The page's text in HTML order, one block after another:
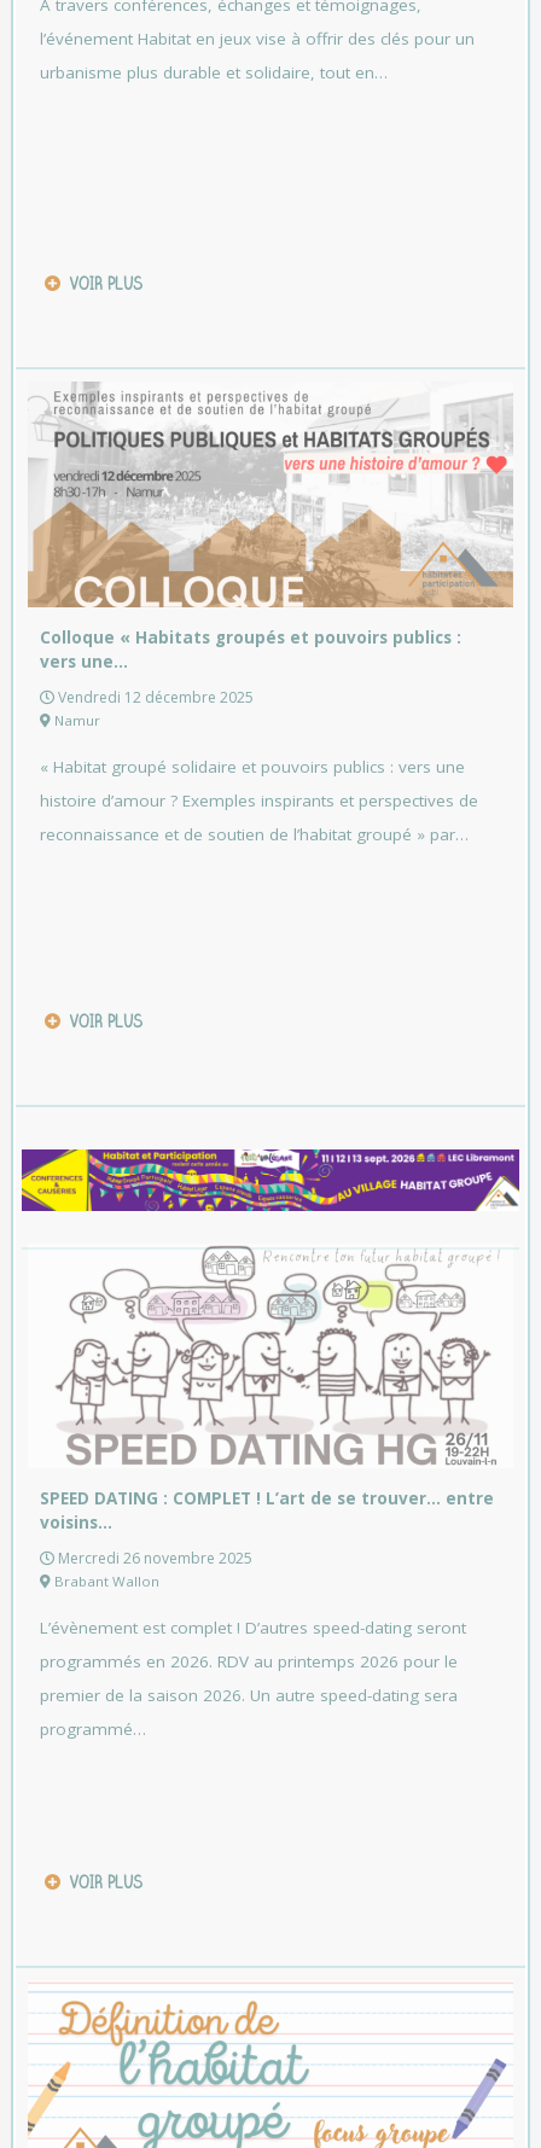
À travers conférences, échanges et témoignages,
l’événement Habitat en jeux vise à offrir des clés pour un
urbanisme plus durable et solidaire, tout en…
VOIR PLUS
Colloque « Habitats groupés et pouvoirs publics :
vers une…
Vendredi 12 décembre 2025
Namur
« Habitat groupé solidaire et pouvoirs publics : vers une
histoire d’amour ? Exemples inspirants et perspectives de
reconnaissance et de soutien de l’habitat groupé » par…
VOIR PLUS
SPEED DATING : COMPLET ! L’art de se trouver… entre
voisins…
Mercredi 26 novembre 2025
Brabant Wallon
L’évènement est complet ! D’autres speed-dating seront
programmés en 2026. RDV au printemps 2026 pour le
premier de la saison 2026. Un autre speed-dating sera
programmé…
VOIR PLUS